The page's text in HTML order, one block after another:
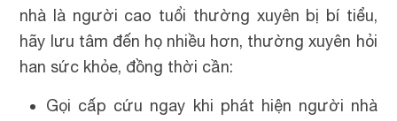
nhà là người cao tuổi thường xuyên bị bí tiểu,
hãy lưu tâm đến họ nhiều hơn, thường xuyên hỏi
han sức khỏe, đồng thời cần:
Gọi cấp cứu ngay khi phát hiện người nhà